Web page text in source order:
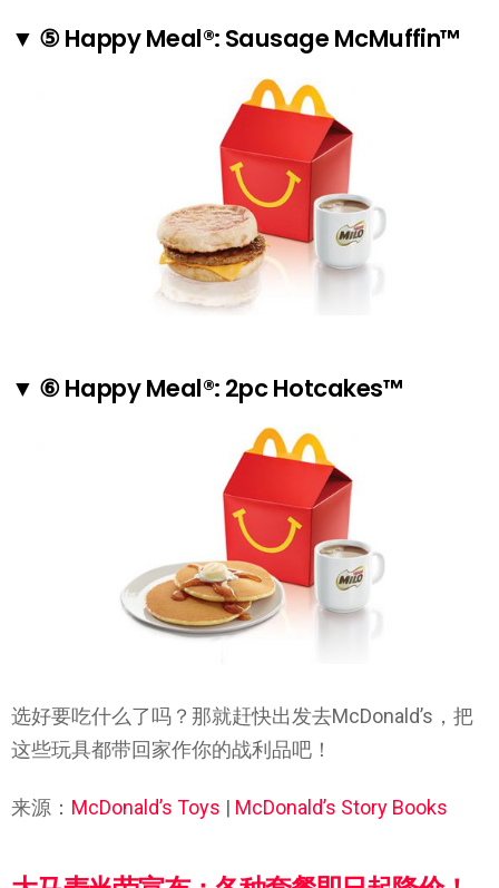
▼ ⑤ Happy Meal®: Sausage McMuffin™
▼ ⑥ Happy Meal®: 2pc Hotcakes™
选好要吃什么了吗？那就赶快出发去McDonald’s，把
这些玩具都带回家作你的战利品吧！
来源： McDonald’s Toys | McDonald’s Story Books